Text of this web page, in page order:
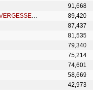
91,668
DAS BISSCHEN REGEN (DIE VERGESSENEN PT 4)
89,420
87,437
81,535
79,340
75,214
74,601
58,669
42,973